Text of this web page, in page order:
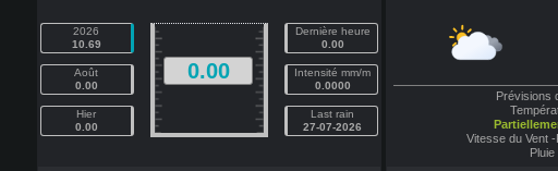
2026
10.69
Août
0.00
Hier
0.00
0.00
Dernière heure
0.00
Intensité mm/m
0.0000
Last rain
27-07-2026
Prévisions
Vitesse du Vent
Pluie